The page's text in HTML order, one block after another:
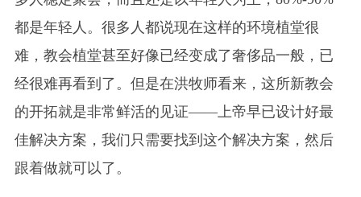
都是年轻人。很多人都说现在这样的环境植堂很
难，教会植堂甚至好像已经变成了奢侈品一般，已
经很难再看到了。但是在洪牧师看来，这所新教会
的开拓就是非常鲜活的见证——上帝早已设计好最
佳解决方案，我们只需要找到这个解决方案，然后
跟着做就可以了。